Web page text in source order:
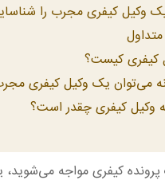
وکیل کیفری مجرب را
کیفری کیست؟
می‌توان یک وکیل کیفری
وکیل کیفری چقدر است؟
پرونده کیفری مواجه